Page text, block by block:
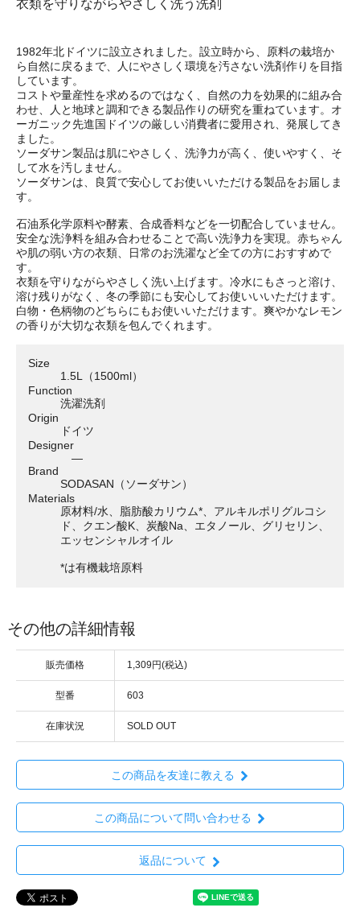
衣類を守りながらやさしく洗う洗剤
1982年北ドイツに設立されました。設立時から、原料の栽培か
ら自然に戻るまで、人にやさしく環境を汚さない洗剤作りを目指
しています。
コストや量産性を求めるのではなく、自然の力を効果的に組み合
わせ、人と地球と調和できる製品作りの研究を重ねています。オ
ーガニック先進国ドイツの厳しい消費者に愛用され、発展してき
ました。
ソーダサン製品は肌にやさしく、洗浄力が高く、使いやすく、そ
して水を汚しません。
ソーダサンは、良質で安心してお使いいただける製品をお届しま
す。
石油系化学原料や酵素、合成香料などを一切配合していません。
安全な洗浄料を組み合わせることで高い洗浄力を実現。赤ちゃん
や肌の弱い方の衣類、日常のお洗濯など全ての方におすすめで
す。
衣類を守りながらやさしく洗い上げます。冷水にもさっと溶け、
溶け残りがなく、冬の季節にも安心してお使いいいただけます。
白物・色柄物のどちらにもお使いいただけます。爽やかなレモン
の香りが大切な衣類を包んでくれます。
Size
1.5L（1500ml）
Function
洗濯洗剤
Origin
ドイツ
Designer
―
Brand
SODASAN（ソーダサン）
Materials
原材料/水、脂肪酸カリウム*、アルキルポリグルコシ
ド、クエン酸K、炭酸Na、エタノール、グリセリン、
エッセンシャルオイル
*は有機栽培原料
その他の詳細情報
販売価格 1,309円(税込)
型番 603
在庫状況 SOLD OUT
この商品を友達に教える
この商品について問い合わせる
返品について